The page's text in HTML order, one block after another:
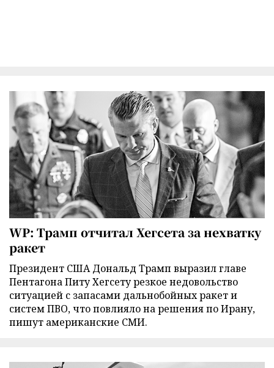
WP: Трамп отчитал Хегсета за нехватку
ракет
Президент США Дональд Трамп выразил главе
Пентагона Питу Хегсету резкое недовольство
ситуацией с запасами дальнобойных ракет и
систем ПВО, что повлияло на решения по Ирану,
пишут американские СМИ.